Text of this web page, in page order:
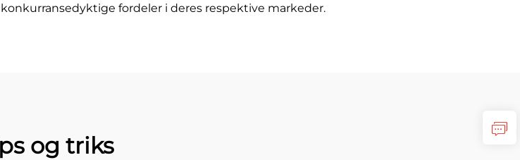
fordeler i deres respektive markeder.
og triks